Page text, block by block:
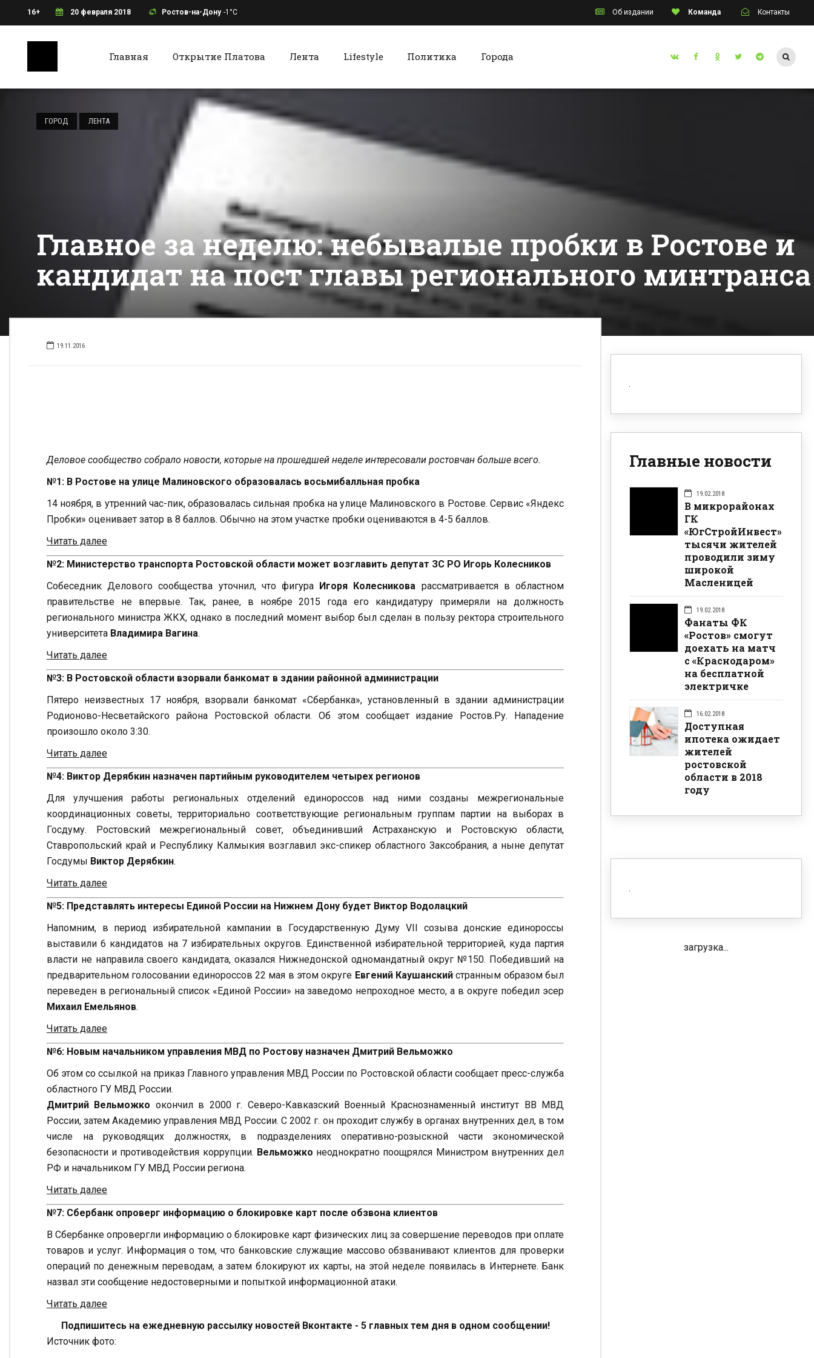
16+ 20 февраля 2018 Ростов-на-Дону -1°C Об издании Команда Контакты
Главная Открытие Платова Лента Lifestyle Политика Города
лихач на дорогах
Ростова доводит
пассажиров до
призвали
очистить от снега
подходы к домам
Героя Советского
Все новости Красного Сулина
ГОРОД ЛЕНТА
Главное за неделю: небывалые пробки в Ростове и
кандидат на пост главы регионального минтранса
19.11.2016
Деловое сообщество собрало новости, которые на прошедшей неделе интересовали ростовчан больше всего.
№1: В Ростове на улице Малиновского образовалась восьмибалльная пробка
14 ноября, в утренний час-пик, образовалась сильная пробка на улице Малиновского в Ростове. Сервис «Яндекс
Пробки» оценивает затор в 8 баллов. Обычно на этом участке пробки оцениваются в 4-5 баллов.
Читать далее
№2: Министерство транспорта Ростовской области может возглавить депутат ЗС РО Игорь Колесников
Собеседник Делового сообщества уточнил, что фигура Игоря Колесникова рассматривается в областном
правительстве не впервые. Так, ранее, в ноябре 2015 года его кандидатуру примеряли на должность
регионального министра ЖКХ, однако в последний момент выбор был сделан в пользу ректора строительного
университета Владимира Вагина.
Читать далее
№3: В Ростовской области взорвали банкомат в здании районной администрации
Пятеро неизвестных 17 ноября, взорвали банкомат «Сбербанка», установленный в здании администрации
Родионово-Несветайского района Ростовской области. Об этом сообщает издание Ростов.Ру. Нападение
произошло около 3:30.
Читать далее
№4: Виктор Дерябкин назначен партийным руководителем четырех регионов
Для улучшения работы региональных отделений единороссов над ними созданы межрегиональные
координационных советы, территориально соответствующие региональным группам партии на выборах в
Госдуму. Ростовский межрегиональный совет, объединивший Астраханскую и Ростовскую области,
Ставропольский край и Республику Калмыкия возглавил экс-спикер областного Заксобрания, а ныне депутат
Госдумы Виктор Дерябкин.
Читать далее
№5: Представлять интересы Единой России на Нижнем Дону будет Виктор Водолацкий
Напомним, в период избирательной кампании в Государственную Думу VII созыва донские единороссы
выставили 6 кандидатов на 7 избирательных округов. Единственной избирательной территорией, куда партия
власти не направила своего кандидата, оказался Нижнедонской одномандатный округ №150. Победивший на
предварительном голосовании единороссов 22 мая в этом округе Евгений Каушанскийстранным образом был
переведен в региональный список «Единой России» на заведомо непроходное место, а в округе победил эсер
Михаил Емельянов.
Читать далее
№6: Новым начальником управления МВД по Ростову назначен Дмитрий Вельможко
Об этом со ссылкой на приказ Главного управления МВД России по Ростовской области сообщает пресс-служба
областного ГУ МВД России.
Дмитрий Вельможко окончил в 2000 г. Северо-Кавказский Военный Краснознаменный институт ВВ МВД
России, затем Академию управления МВД России. С 2002 г. он проходит службу в органах внутренних дел, в том
числе на руководящих должностях, в подразделениях оперативно-розыскной части экономической
безопасности и противодействия коррупции. Вельможко неоднократно поощрялся Министром внутренних дел
РФ и начальником ГУ МВД России региона.
Читать далее
№7: Сбербанк опроверг информацию о блокировке карт после обзвона клиентов
В Сбербанке опровергли информацию о блокировке карт физических лиц за совершение переводов при оплате
товаров и услуг. Информация о том, что банковские служащие массово обзванивают клиентов для проверки
операций по денежным переводам, а затем блокируют их карты, на этой неделе появилась в Интернете. Банк
назвал эти сообщение недостоверными и попыткой информационной атаки.
Читать далее
Подпишитесь на ежедневную рассылку новостей Вконтакте - 5 главных тем дня в одном сообщении!
Источник фото:
Главные новости
19.02.2018
В микрорайонах
ГК
«ЮгСтройИнвест»
тысячи жителей
проводили зиму
широкой
Масленицей
19.02.2018
Фанаты ФК
«Ростов» смогут
доехать на матч
с «Краснодаром»
на бесплатной
электричке
16.02.2018
Доступная
ипотека ожидает
жителей
ростовской
области в 2018
году
загрузка...